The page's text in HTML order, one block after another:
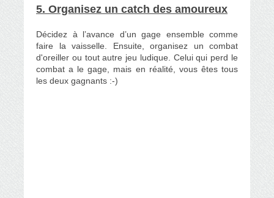
5. Organisez un catch des amoureux
Décidez à l’avance d’un gage ensemble comme
faire la vaisselle. Ensuite, organisez un combat
d'oreiller ou tout autre jeu ludique. Celui qui perd le
combat a le gage, mais en réalité, vous êtes tous
les deux gagnants :-)